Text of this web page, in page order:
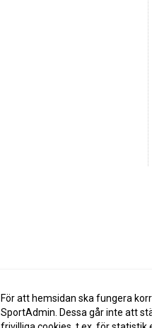
För att hemsidan ska fungera
SportAdmin. Dessa går inte att